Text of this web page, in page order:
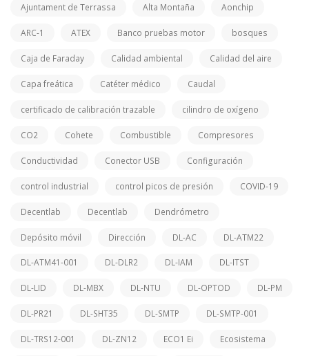
Ajuntament de Terrassa Alta Montaña Aonchip
ARC-1 ATEX Banco pruebas motor bosques
Caja de Faraday Calidad ambiental Calidad del aire
Capa freática Catéter médico Caudal
certificado de calibración trazable cilindro de oxígeno
CO2 Cohete Combustible Compresores
Conductividad Conector USB Configuración
control industrial control picos de presión COVID-19
Decentlab Decentlab Dendrómetro
Depósito móvil Dirección DL-AC DL-ATM22
DL-ATM41-001 DL-DLR2 DL-IAM DL-ITST
DL-LID DL-MBX DL-NTU DL-OPTOD DL-PM
DL-PR21 DL-SHT35 DL-SMTP DL-SMTP-001
DL-TRS12-001 DL-ZN12 ECO1 Ei Ecosistema